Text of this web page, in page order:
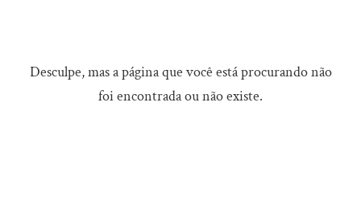
Desculpe, mas a página que você está procurando não
foi encontrada ou não existe.